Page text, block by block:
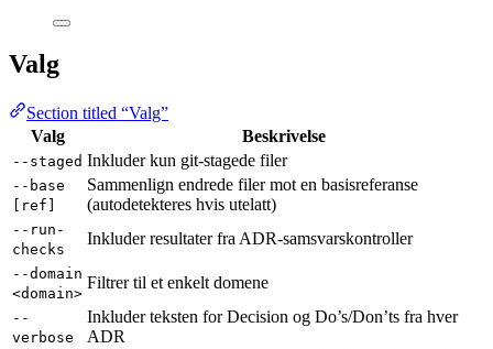
Valg
Section titled “Valg”
Valg
Beskrivelse
--staged Inkluder kun git-stagede filer
--base
[ref]
Sammenlign endrede filer mot en basisreferanse
(autodetekteres hvis utelatt)
--run-
checks
Inkluder resultater fra ADR-samsvarskontroller
--domain
<domain>
Filtrer til et enkelt domene
--
verbose
Inkluder teksten for Decision og Do’s/Don’ts fra hver
ADR